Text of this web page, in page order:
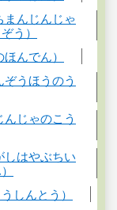
まんじんじゃ
う）
んでん）
うほうのう
じゃのこう
しはやぶちい
しんとう）